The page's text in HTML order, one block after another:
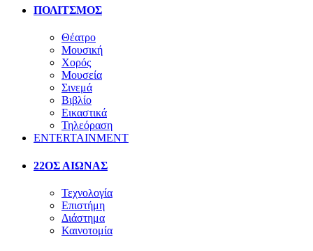
ΠΟΛΙΤΣΜΟΣ
Θέατρο
Μουσική
Χορός
Μουσεία
Σινεμά
Βιβλίο
Εικαστικά
Τηλεόραση
ENTERTAINMENT
22ΟΣ ΑΙΩΝΑΣ
Τεχνολογία
Επιστήμη
Διάστημα
Καινοτομία